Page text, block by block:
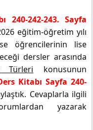
240-242-243. Sayfa
eğitim-öğretim yılı
öğrencilerinin lise
dersler arasında
Türleri konusunun
Kitabı Sayfa 240-
Cevaplarla ilgili
yazarak